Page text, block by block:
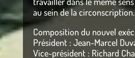
au sein de la circonscription.
Composition du nouvel
Président : Jean-Marcel
Vice-président : Richard